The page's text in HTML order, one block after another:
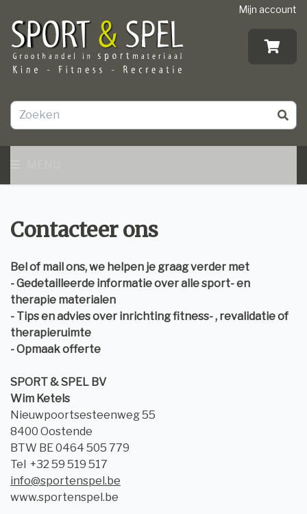
Mijn account
Contacteer ons
Bel of mail ons, we helpen je graag verder met
- Gedetailleerde informatie over alle sport- en
therapie materialen
- Tips en advies over inrichting fitness- , revalidatie of
therapieruimte
- Opmaak offerte
SPORT & SPEL BV
Wim Ketels
Nieuwpoortsesteenweg 55
8400 Oostende
BTW BE 0464 505 779
Tel +32 59 519 517
info@sportenspel.be
www.sportenspel.be